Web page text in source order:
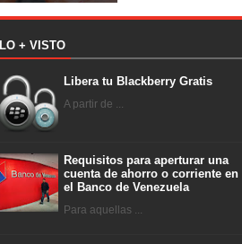
LO + VISTO
Libera tu Blackberry Gratis
A partir de ...
Requisitos para aperturar una
cuenta de ahorro o corriente en
el Banco de Venezuela
Para aquellas ...